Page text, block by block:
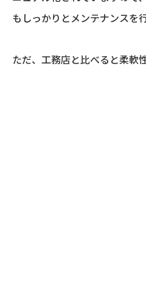
もしっかりとメンテナンスを
ただ、工務店と比べると柔軟